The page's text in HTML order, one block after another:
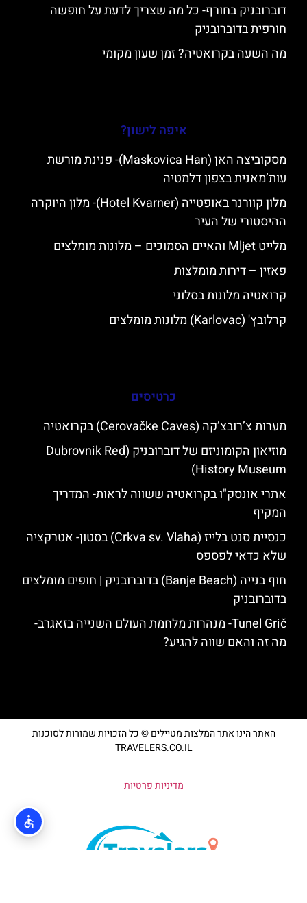
דוברובניק בחורף- כל מה שצריך לדעת על חופשה
חורפית בדוברובניק
מה השעה בקרואטיה? זמן שעון מקומי
איפה לישון?
מסקוביצה האן (Maskovica Han)- פנינת מורשת
עות’מאנית בצפון דלמטיה
מלון קוורנר באופטייה (Hotel Kvarner)- מלון היוקרה
ההיסטורי של העיר
מלייט Mljet והאיים הסמוכים – מלונות מומלצים
פאזין – דירות מומלצות
קרואטיה מלונות בסלוני
קרלובץ' (Karlovac) מלונות מומלצים
כרטיסים
מערות צ’רובצ’קה (Cerovačke Caves) בקרואטיה
מוזיאון הקומוניזם של דוברובניק (Dubrovnik Red
History Museum)
אתרי אונסק"ו בקרואטיה ששווה לראות- המדריך
המקיף
כנסיית סנט בלייז (Crkva sv. Vlaha) בסטון- אטרקציה
שלא כדאי לפספס
חוף בנייה (Banje Beach) בדוברובניק | חופים מומלצים
בדוברובניק
Tunel Grič- מנהרות מלחמת העולם השנייה בזאגרב-
מה זה והאם שווה להגיע?
האתר הינו אתר המלצות מטיילים © כל הזכויות שמורות לסוכנות
TRAVELERS.CO.IL
מדיניות פרטיות